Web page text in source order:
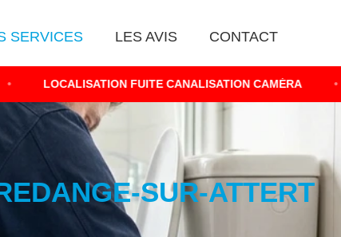
SERVICES LES AVIS CONTACT
FUITE CANALISATION CAMÉRA •
SUR-ATTERT